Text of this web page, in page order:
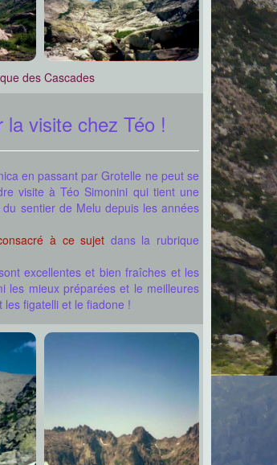
des Cascades
la visite chez Téo !
en passant par Grotelle ne peut se
visite à Téo Simonini qui tient une
sentier de Melu depuis les années
à ce sujet dans la rubrique
excellentes et bien fraîches et les
les mieux préparées et le meilleures
figatelli et le fiadone !